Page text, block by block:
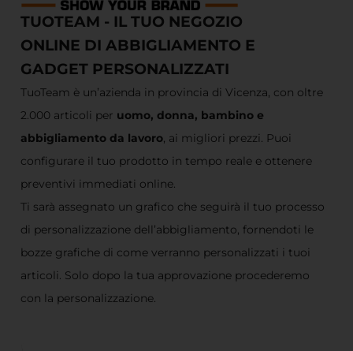
TUOTEAM - IL TUO NEGOZIO
ONLINE DI ABBIGLIAMENTO E
GADGET PERSONALIZZATI
TuoTeam è un’azienda in provincia di Vicenza, con oltre
2.000 articoli per uomo, donna, bambino e
abbigliamento da lavoro, ai migliori prezzi. Puoi
configurare il tuo prodotto in tempo reale e ottenere
preventivi immediati online.
Ti sarà assegnato un grafico che seguirà il tuo processo
di personalizzazione dell’abbigliamento, fornendoti le
bozze grafiche di come verranno personalizzati i tuoi
articoli. Solo dopo la tua approvazione procederemo
con la personalizzazione.